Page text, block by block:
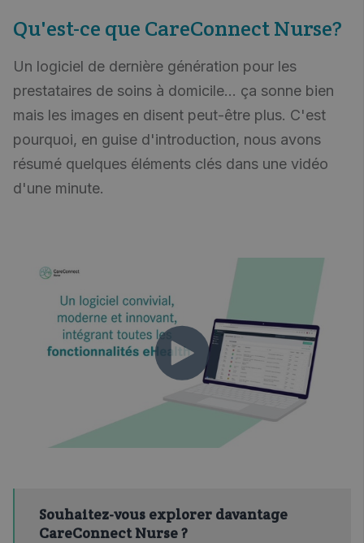
Qu'est-ce que CareConnect Nurse?
Un logiciel de dernière génération pour les
prestataires de soins à domicile... ça sonne bien
mais les images en disent peut-être plus. C'est
pourquoi, en guise d'introduction, nous avons
résumé quelques éléments clés dans une vidéo
d'une minute.
Souhaitez-vous explorer davantage
CareConnect Nurse ?